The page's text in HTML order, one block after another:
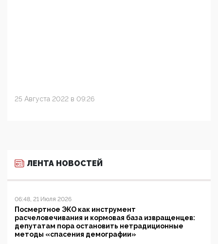
25 Августа 2022 в 09:26
ЛЕНТА НОВОСТЕЙ
06:48, 21 Июля 2026
Посмертное ЭКО как инструмент
расчеловечивания и кормовая база извращенцев:
депутатам пора остановить нетрадиционные
методы «спасения демографии»